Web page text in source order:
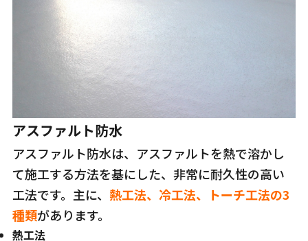
アスファルト防水
アスファルト防水は、アスファルトを熱で溶かし
て施工する方法を基にした、非常に耐久性の高い
工法です。主に、 熱工法、冷工法、トーチ工法の3
種類があります。
熱工法